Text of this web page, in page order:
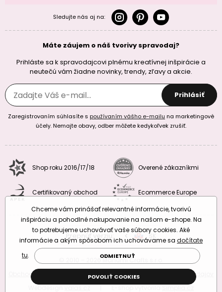
Sledujte nás aj na:
Máte záujem o náš tvorivy spravodaj?
Prihláste sa k spravodajcovi plnému kreatívnej inšpirácie a
neutečú vám žiadne novinky, trendy, zľavy a akcie.
Prihlásiť
Zaregistrovaním súhlasíte s používaním vášho e-mailu na marketingové
účely. Nemajte obavy, odber môžete kedykoľvek zrušiť.
Shop roku 2016/17/18 Overené zákazníkmi
Certifikovaný obchod Ecommerce Europe
Prepnúť verziu: CZSK
© 2010 – 2026 Manumi Crafts s.r.o.
Obchodné podmienky
Podmienky ochrany osobných údajov
Chceme vám prinášať relevantné informácie, tvorivú
inšpiráciu a pohodlné nakupovanie na našom e-shope. Na
to potrebujeme uchovávať vaše súbory cookies. Aké
informácie a akým spôsobom ich uchovávame sa dočítate
tu. ODMIETNUŤ
POVOLIŤ COOKIES